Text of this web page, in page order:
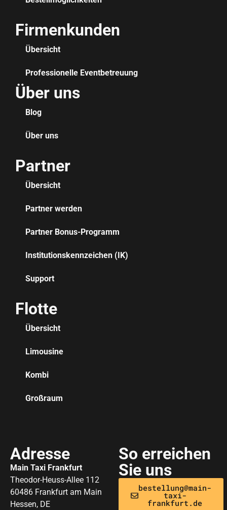
Firmenkunden
Übersicht
Professionelle Eventbetreuung
Über uns
Blog
Über uns
Partner
Übersicht
Partner werden
Partner Bonus-Programm
Institutionskennzeichen (IK)
Support
Flotte
Übersicht
Limousine
Kombi
Großraum
Adresse
Main Taxi Frankfurt
Theodor-Heuss-Allee 112
60486 Frankfurt am Main
Hessen, DE
So erreichen
Sie uns
bestellung@main-
taxi-
frankfurt.de